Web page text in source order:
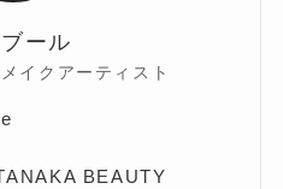
ール
イクアーティスト
BEAUTY